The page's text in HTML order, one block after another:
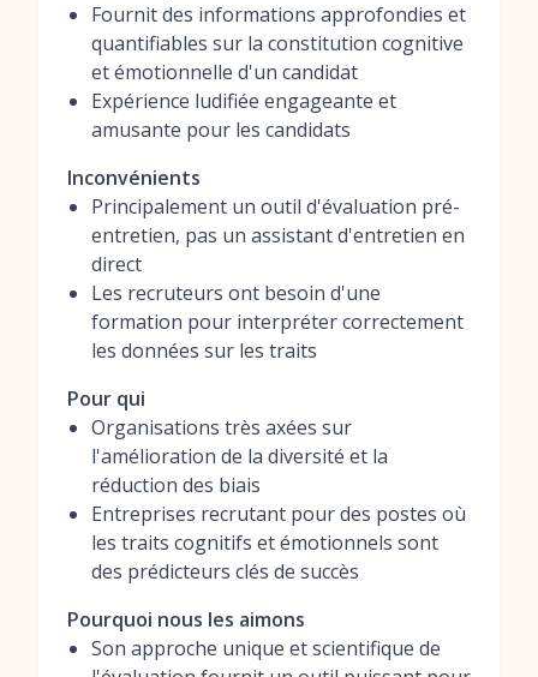
Fournit des informations approfondies et
quantifiables sur la constitution cognitive
et émotionnelle d'un candidat
Expérience ludifiée engageante et
amusante pour les candidats
Inconvénients
Principalement un outil d'évaluation pré-
entretien, pas un assistant d'entretien en
direct
Les recruteurs ont besoin d'une
formation pour interpréter correctement
les données sur les traits
Pour qui
Organisations très axées sur
l'amélioration de la diversité et la
réduction des biais
Entreprises recrutant pour des postes où
les traits cognitifs et émotionnels sont
des prédicteurs clés de succès
Pourquoi nous les aimons
Son approche unique et scientifique de